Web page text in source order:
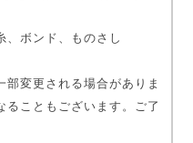
、ボンド、ものさし
変更される場合がありま
ることもございます。ご了